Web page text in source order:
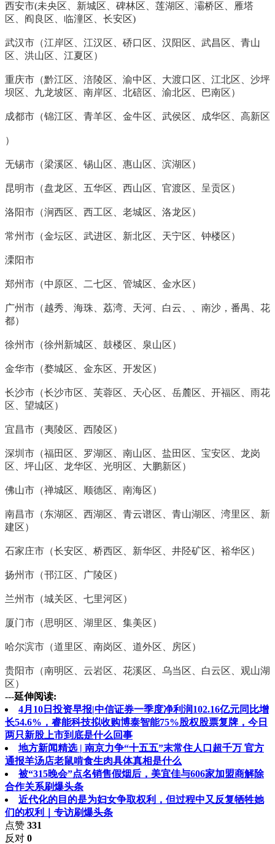
西安市(未央区、新城区、碑林区、莲湖区、灞桥区、雁塔
区、阎良区、临潼区、长安区)
武汉市（江岸区、江汉区、硚口区、汉阳区、武昌区、青山
区、洪山区、江夏区）
重庆市（黔江区、涪陵区、渝中区、大渡口区、江北区、沙坪
坝区、九龙坡区、南岸区、北碚区、渝北区、巴南区）
成都市（锦江区、青羊区、金牛区、武侯区、成华区、高新区
）
无锡市（梁溪区、锡山区、惠山区、滨湖区）
昆明市（盘龙区、五华区、西山区、官渡区、呈贡区）
洛阳市（涧西区、西工区、老城区、洛龙区）
常州市（金坛区、武进区、新北区、天宁区、钟楼区）
溧阳市
郑州市（中原区、二七区、管城区、金水区）
广州市（越秀、海珠、荔湾、天河、白云、、南沙，番禺、花
都）
徐州市（徐州新城区、鼓楼区、泉山区）
金华市（婺城区、金东区、开发区）
长沙市（长沙市区、芙蓉区、天心区、岳麓区、开福区、雨花
区、望城区）
宜昌市（夷陵区、西陵区）
深圳市（福田区、罗湖区、南山区、盐田区、宝安区、龙岗
区、坪山区、龙华区、光明区、大鹏新区）
佛山市（禅城区、顺德区、南海区）
南昌市（东湖区、西湖区、青云谱区、青山湖区、湾里区、新
建区）
石家庄市（长安区、桥西区、新华区、井陉矿区、裕华区）
扬州市（邗江区、广陵区）
兰州市（城关区、七里河区）
厦门市（思明区、湖里区、集美区）
哈尔滨市（道里区、南岗区、道外区、房区）
贵阳市（南明区、云岩区、花溪区、乌当区、白云区、观山湖
区）
---延伸阅读:
4月10日投资早报|中信证券一季度净利润102.16亿元同比增
长54.6%，睿能科技拟收购博泰智能75%股权股票复牌，今日
两只新股上市到底是什么回事
地方新闻精选 | 南京力争“十五五”末常住人口超千万 官方
通报羊汤店老鼠啃食生肉具体真相是什么
被“315晚会”点名销售假烟后，美宜佳与606家加盟商解除
合作关系刷爆头条
近代化的目的是为妇女争取权利，但过程中又反复牺牲她
们的权利｜专访刷爆头条
点赞 331
反对 0